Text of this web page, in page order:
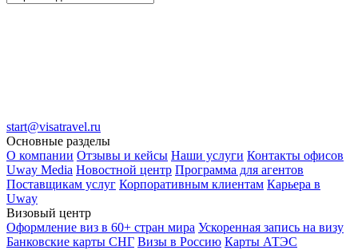
start@visatravel.ru
Основные разделы
О компании Отзывы и кейсы Наши услуги Контакты офисов
Uway Media Новостной центр Программа для агентов
Поставщикам услуг Корпоративным клиентам Карьера в
Uway
Визовый центр
Оформление виз в 60+ стран мира Ускоренная запись на визу
Банковские карты СНГ Визы в Россию Карты АТЭС